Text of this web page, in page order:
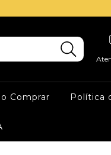
Comprar Política